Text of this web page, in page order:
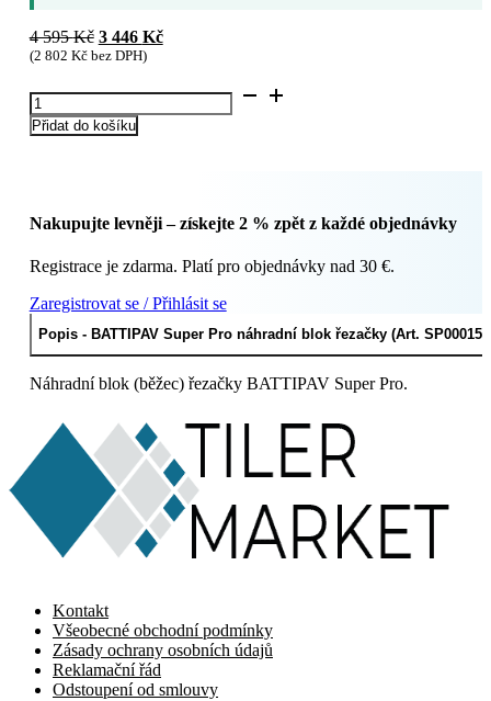
4 595Kč Původní
cena
4
595 Kč.
3 446 KčAktuální
3
446 Kč.
(2 802 Kčbez DPH)
BATTIPAV
Super
Pro
SP00015)
Přidat do košíku
Nakupujte levněji – získejte 2 % zpět z každé objednávky
Registrace je zdarma. Platí pro objednávky nad 30 €.
Zaregistrovat se / Přihlásit se
Popis - BATTIPAV Super Pro náhradní blok řezačky (Art. SP00015)
Náhradní blok (běžec) řezačky BATTIPAV Super Pro.
Kontakt
Všeobecné obchodní podmínky
Zásady ochrany osobních údajů
Reklamační řád
Odstoupení od smlouvy